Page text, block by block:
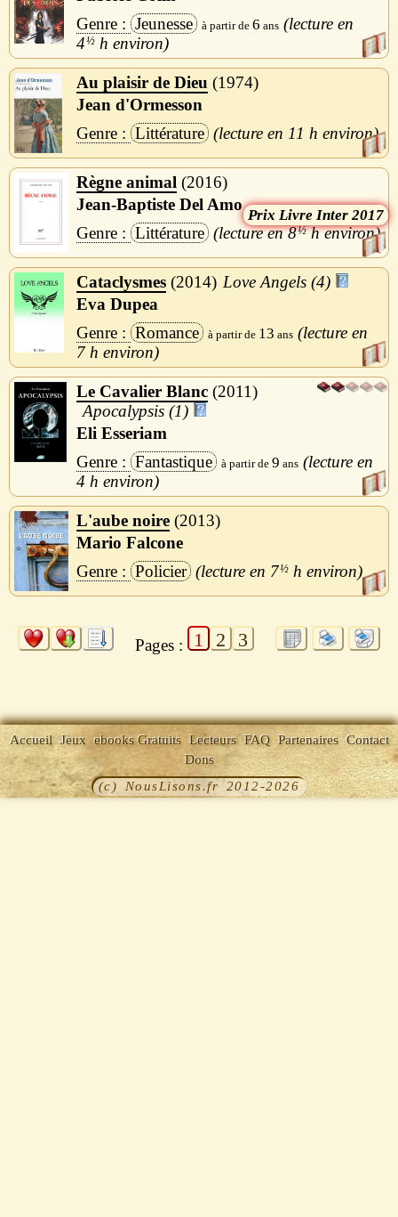
Jeunesse
6
4½ h
Au plaisir de Dieu
1974
Jean d'Ormesson
Littérature
11 h
Règne animal 2016
Livre Inter 2017
Jean-Baptiste Del Amo
Littérature
8½h
Cataclysmes 2014
Love Angels (4)
Eva Dupea
Romance
13
7 h
Le Cavalier Blanc 2011
Apocalypsis (1)
Eli Esseriam
Fantastique
9
4 h
L'aube noire 2013
Mario Falcone
Policier
7½ h
Pages : 1 2 3
Accueil Jeux ebooks Gratuits Lecteurs FAQ Partenaires Contact
Dons
(c) NousLisons.fr 2012-2026